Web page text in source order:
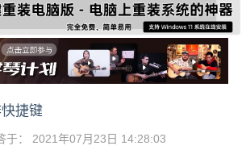
捷键
： 2021年07月23日 14:28:03